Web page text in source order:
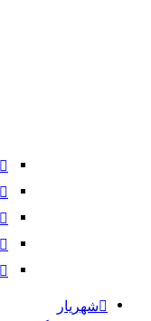
شهریار